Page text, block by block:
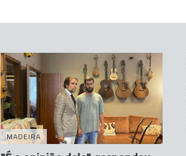
MADEIRA